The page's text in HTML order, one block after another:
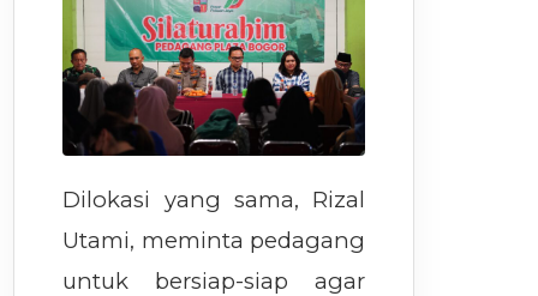
Dilokasi yang sama, Rizal
Utami, meminta pedagang
untuk bersiap-siap agar